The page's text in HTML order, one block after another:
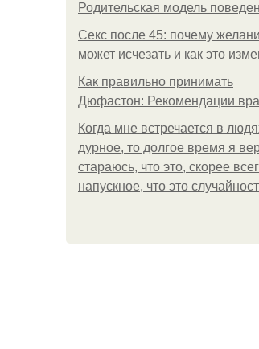
Родительская модель
Секс после 45: почему
может исчезать и как это
Как правильно принимать
Дюфастон: Рекомендации
Когда мне встречается в
дурное, то долгое время я
стараюсь, что это, скорее
напускное, что это